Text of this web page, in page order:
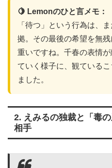
🍋 Lemonのひと言メモ：
「待つ」という行為は、
拠。その最後の希望を無
重いですね。千春の表情
ていく様子に、観ている
ました。
2. えみるの独裁と「毒
相手